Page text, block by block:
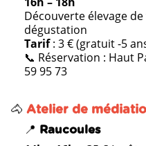
Découverte élevage
dégustation
Tarif: 3 € (gratuit -5
📞 Réservation : Haut
59 95 73
🐴 Atelier de
📍 Raucoules